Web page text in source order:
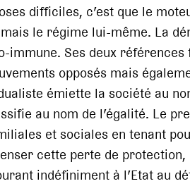
difficiles, c’est que le
le régime lui-même. La
immune. Ses deux
opposés mais
émiette la société au
au nom de l’égalité. Le
et sociales en tenant
cette perte de
indéfiniment à l’Etat au